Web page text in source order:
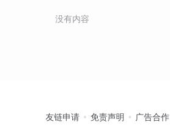
没有内容
友链申请 免责声明 广告合作